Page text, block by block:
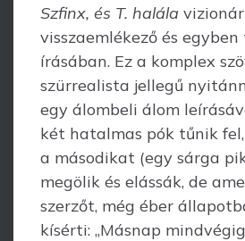
Szfinx, és T. halála
visszaemlékező és
írásában. Ez a komplex
szürrealista jellegű
egy álombeli álom
két hatalmas pók tűnik
a másodikat (egy sárga
megölik és elássák, de
szerzőt, még éber
kísérti: „Másnap